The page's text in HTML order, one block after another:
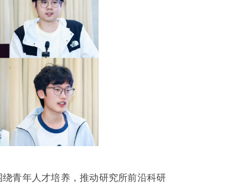
青年人才培养，推动研究所前沿科研